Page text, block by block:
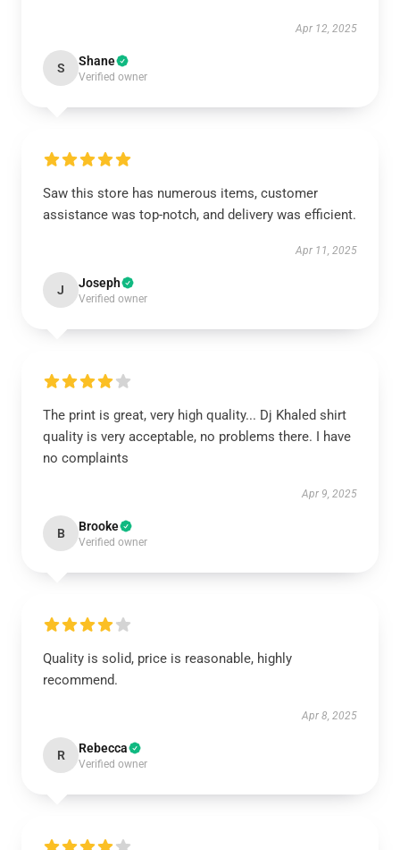
Apr 12, 2025
S Shane
Verified owner
Saw this store has numerous items, customer
assistance was top-notch, and delivery was efficient.
Apr 11, 2025
J Joseph
Verified owner
The print is great, very high quality... Dj Khaled shirt
quality is very acceptable, no problems there. I have
no complaints
Apr 9, 2025
B Brooke
Verified owner
Quality is solid, price is reasonable, highly
recommend.
Apr 8, 2025
R Rebecca
Verified owner